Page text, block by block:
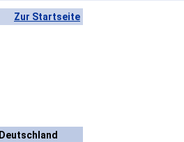
Zur Startseite
Deutschland